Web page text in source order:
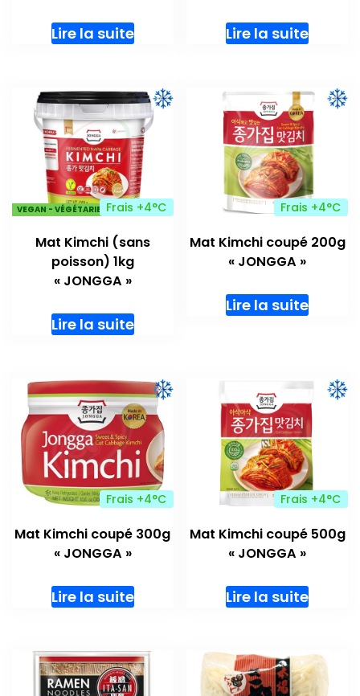
Lire la suite Lire la suite
VEGAN - VÉGÉTARIENSFrais +4°C
Mat Kimchi (sans
poisson) 1kg
« JONGGA »
Lire la suite
Frais +4°C
Mat Kimchi coupé 200g
« JONGGA »
Lire la suite
Frais +4°C
Mat Kimchi coupé 300g
« JONGGA »
Lire la suite
Frais +4°C
Mat Kimchi coupé 500g
« JONGGA »
Lire la suite